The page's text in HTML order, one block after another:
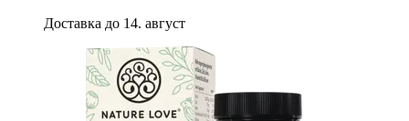
Доставка до 14. август